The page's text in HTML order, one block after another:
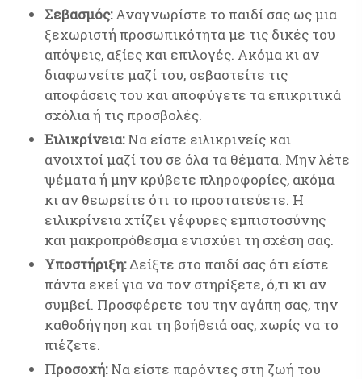
Σεβασμός:Αναγνωρίστε το παιδί σας ως μια
ξεχωριστή προσωπικότητα με τις δικές του
απόψεις, αξίες και επιλογές. Ακόμα κι αν
διαφωνείτε μαζί του, σεβαστείτε τις
αποφάσεις του και αποφύγετε τα επικριτικά
σχόλια ή τις προσβολές.
Ειλικρίνεια:Να είστε ειλικρινείς και
ανοιχτοί μαζί του σε όλα τα θέματα. Μην λέτε
ψέματα ή μην κρύβετε πληροφορίες, ακόμα
κι αν θεωρείτε ότι το προστατεύετε. Η
ειλικρίνεια χτίζει γέφυρες εμπιστοσύνης
και μακροπρόθεσμα ενισχύει τη σχέση σας.
Υποστήριξη:Δείξτε στο παιδί σας ότι είστε
πάντα εκεί για να τον στηρίξετε, ό,τι κι αν
συμβεί. Προσφέρετε του την αγάπη σας, την
καθοδήγηση και τη βοήθειά σας, χωρίς να το
πιέζετε.
Προσοχή:Να είστε παρόντες στη ζωή του